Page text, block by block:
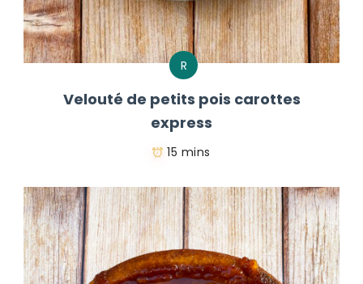
R
Velouté de petits pois carottes
express
15 mins